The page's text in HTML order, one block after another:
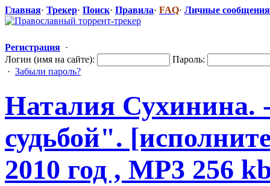
Главная· Трекер· Поиск· Правила· FAQ· Личные сообщения
Регистрация ·
Логин (имя на сайте):
Пароль:
· Забыли пароль?
Наталия Сухинина.
судьбой".
2010 год , MP3 256